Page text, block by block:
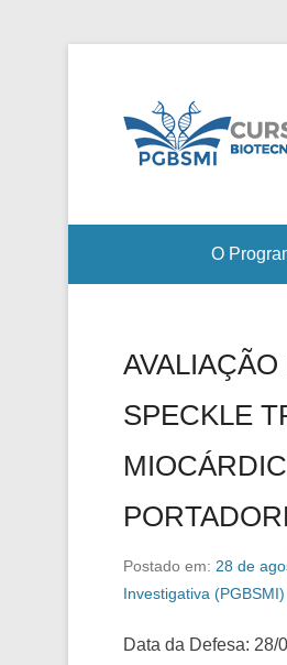
O
SPECKLE
Postado em: 28 de
Investigativa (PGBSMI)
Data da Defesa: 28/